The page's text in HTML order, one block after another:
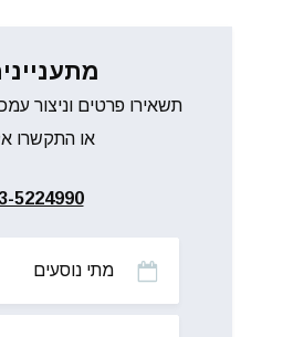
תשאירו פרטים וניצור
או התקשרו
5224990